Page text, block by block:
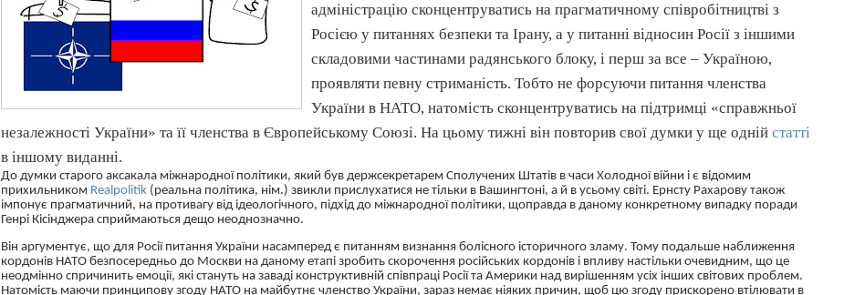
адміністрацію сконцентруватись на прагматичному співробітництві з
Росією у питаннях безпеки та Ірану, а у питанні відносин Росії з іншими
складовими частинами радянського блоку, і перш за все – Україною,
проявляти певну стриманість. Тобто не форсуючи питання членства
України в НАТО, натомість сконцентруватись на підтримці «справжньої
незалежності України» та її членства в Європейському Союзі. На цьому тижні він повторив свої думки у ще однійстатті
в іншому виданні.
До думки старого аксакала міжнародної політики, який був держсекретарем Сполучених Штатів в часи Холодної війни і є відомим
прихильником Realpolitik (реальна політика, нім.) звикли прислухатися не тільки в Вашингтоні, а й в усьому світі. Ернсту Рахарову також
імпонує прагматичний, на противагу від ідеологічного, підхід до міжнародної політики, щоправда в даному конкретному випадку поради
Генрі Кісінджера сприймаються дещо неоднозначно.
Він аргументує, що для Росії питання України насамперед є питанням визнання болісного історичного зламу. Тому подальше наближення
кордонів НАТО безпосередньо до Москви на даному етапі зробить скорочення російських кордонів і впливу настільки очевидним, що це
неодмінно спричинить емоції, які стануть на заваді конструктивній співпраці Росії та Америки над вирішенням усіх інших світових проблем.
Натомість маючи принципову згоду НАТО на майбутнє членство України, зараз немає ніяких причин, щоб цю згоду прискорено втілювати в